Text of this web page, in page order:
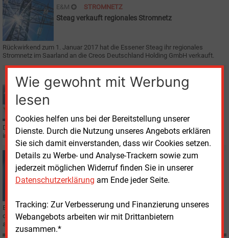
Wie gewohnt mit Werbung
lesen
Cookies helfen uns bei der Bereitstellung unserer
Dienste. Durch die Nutzung unseres Angebots erklären
Sie sich damit einverstanden, dass wir Cookies setzen.
Details zu Werbe- und Analyse-Trackern sowie zum
jederzeit möglichen Widerruf finden Sie in unserer
Datenschutzerklärung am Ende jeder Seite.
Tracking: Zur Verbesserung und Finanzierung unseres
Webangebots arbeiten wir mit Drittanbietern
zusammen.*
E&M STROMNETZ
Steag verkauft regionales Stromnetz
Rückwirkend zum 1. Januar 2017 hat die Essener Steag ihr regionales
Stromnetz im Saarland an die Creos Deutschland Holding GmbH verkauft.
E&M EUROPA
Der Innogy-Konzern und der französische Verteilnetzbetreiber Enedis wollen
im Netzbereich über die Landesgrenzen hinweg zusammenarbeiten.
Freitag, 14.07.2017, 09:15
E&M FRANKREICH
Gemeinsame Erneuerbaren-Ausschreibungen mit
Bundeswirtschafts- und Energieministerin Brigitte Zypries hat im Rahmen
des deutsch-französischen Ministerrates eine vertiefte Zusammenarbeit,
auch im Energiesektor, vereinbart.